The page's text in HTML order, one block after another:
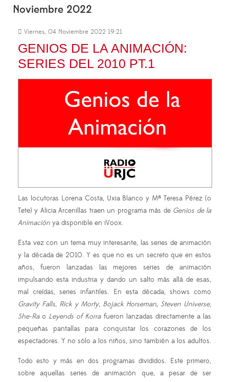
Noviembre 2022
Viernes, 04 Noviembre 2022 19:21
GENIOS DE LA ANIMACIÓN:
SERIES DEL 2010 PT.1
Las locutoras Lorena Costa, Uxia Blanco y Mª Teresa Pérez (o
Tete) y Alicia Arcenillas traen un programa más de Genios de la
Animación ya disponible en iVoox.
Esta vez con un tema muy interesante, las series de animación
y la década de 2010. Y es que no es un secreto que en estos
años, fueron lanzadas las mejores series de animación
impulsando esta industria y dando un salto más allá de esas,
mal creídas, series infantiles. En esta década, shows como
Gravity Falls, Rick y Morty, Bojack Horseman, Steven Universe,
She-Rao Leyends of Korrafueron lanzadas directamente a las
pequeñas pantallas para conquistar los corazones de los
espectadores. Y no sólo a los niños, sino también a los adultos.
Todo esto y más en dos programas divididos. Este primero,
sobre aquellas series de animación que, a pesar de ser